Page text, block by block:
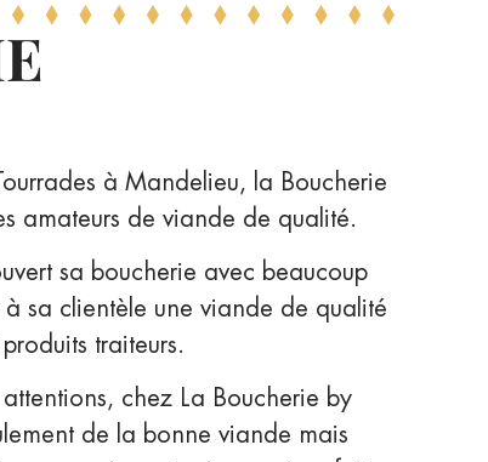
à Mandelieu, la Boucherie
amateurs de viande de qualité.
sa boucherie avec beaucoup
sa clientèle une viande de qualité
traiteurs.
chez La Boucherie by
de la bonne viande mais